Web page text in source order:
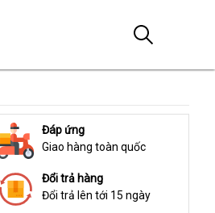
Đáp ứng
Giao hàng toàn quốc
Đổi trả hàng
Đổi trả lên tới 15 ngày